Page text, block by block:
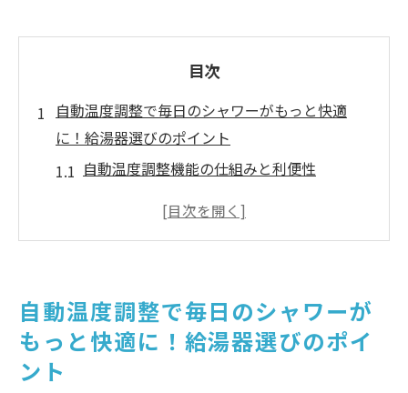
目次
自動温度調整で毎日のシャワーがもっと快適
に！給湯器選びのポイント
自動温度調整機能の仕組みと利便性
シャワーの温度を常に快適に保つ方法
給湯器の寿命とメンテナンスの重要性
給湯器の自動温度調整機能で省エネを実現！そ
のメリットとは
自動温度調整で毎日のシャワーが
もっと快適に！給湯器選びのポイ
ント